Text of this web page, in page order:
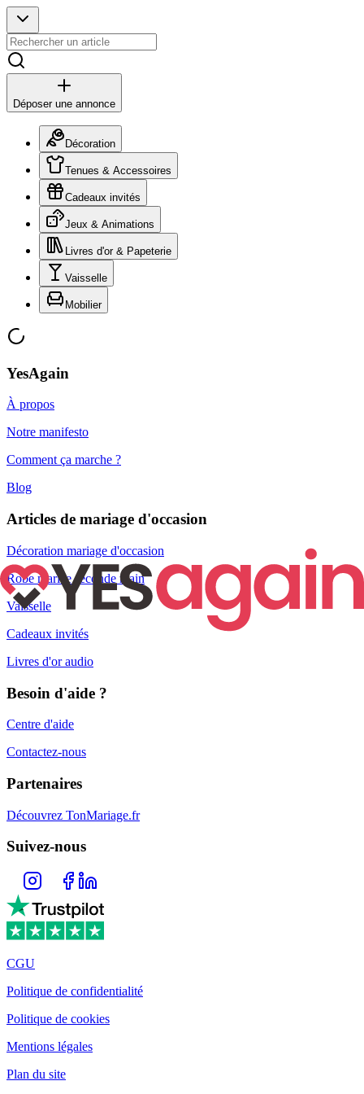
Déposer une annonce
Décoration
Tenues & Accessoires
Cadeaux invités
Jeux & Animations
Livres d'or & Papeterie
Vaisselle
Mobilier
YesAgain
À propos
Notre manifesto
Comment ça marche ?
Blog
Articles de mariage d'occasion
Décoration mariage d'occasion
Robe mariée seconde main
Vaisselle
Cadeaux invités
Livres d'or audio
Besoin d'aide ?
Centre d'aide
Contactez-nous
Partenaires
Découvrez TonMariage.fr
Suivez-nous
CGU
Politique de confidentialité
Politique de cookies
Mentions légales
Plan du site